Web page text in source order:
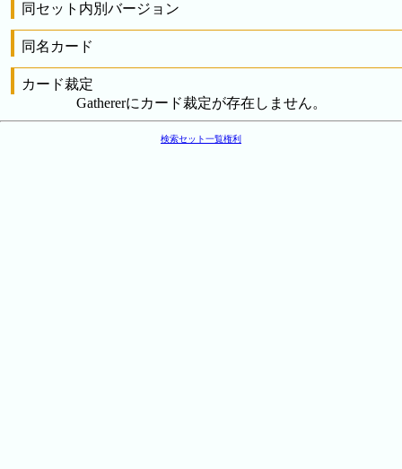
同セット内別バージョン
同名カード
カード裁定
Gathererにカード裁定が存在しません。
検索セット一覧権利